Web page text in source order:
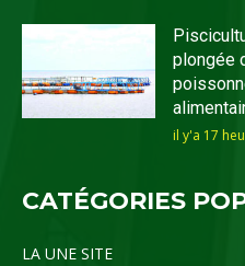
plongée
il y'a 17
CATÉGORIES
LA UNE SITE